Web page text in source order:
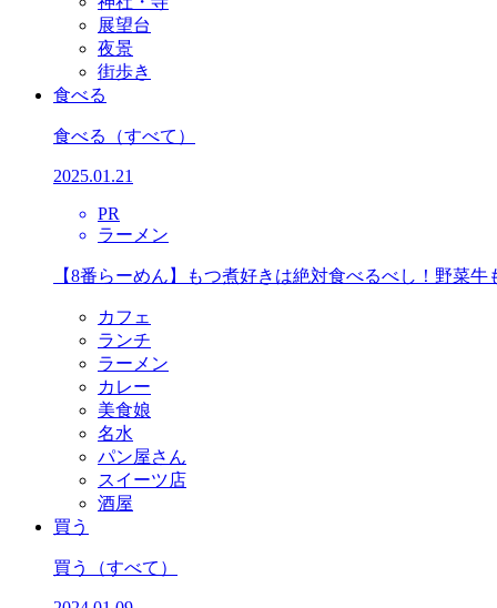
展望台
夜景
街歩き
食べる
食べる （すべて）
2025.01.21
PR
ラーメン
【8番らーめん】もつ煮好きは絶対食べるべし！野菜
カフェ
ランチ
ラーメン
カレー
美食娘
名水
パン屋さん
スイーツ店
酒屋
買う
買う （すべて）